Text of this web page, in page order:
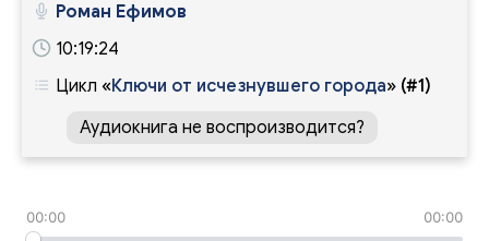
Роман Ефимов
10:19:24
Цикл «Ключи от исчезнувшего города» (#1)
Аудиокнига не воспроизводится?
00:00 00:00